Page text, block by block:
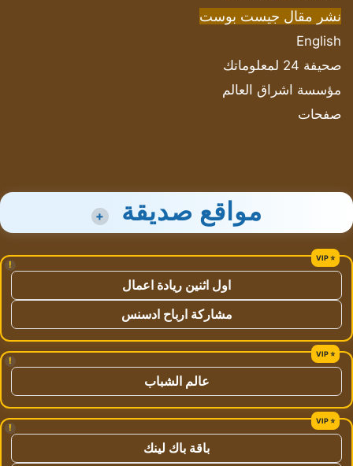
نشر مقال جيست بوست
English
صحيفة 24 لمعلوماتك
مؤسسة اشراق العالم
صفحات
مواقع صديقة +
!
اول اثنين ريادة اعمال
مشاركة ارباح ادسنس
!
عالم الشباب
!
باقة باك لينك